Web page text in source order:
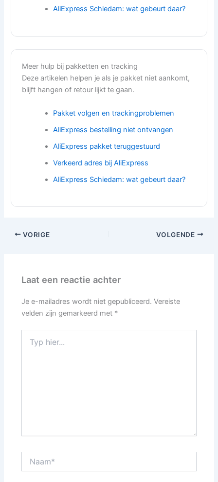
AliExpress Schiedam: wat gebeurt daar?
Meer hulp bij pakketten en tracking
Deze artikelen helpen je als je pakket niet aankomt,
blijft hangen of retour lijkt te gaan.
Pakket volgen en trackingproblemen
AliExpress bestelling niet ontvangen
AliExpress pakket teruggestuurd
Verkeerd adres bij AliExpress
AliExpress Schiedam: wat gebeurt daar?
VORIGE VOLGENDE
Laat een reactie achter
Je e-mailadres wordt niet gepubliceerd. Vereiste
velden zijn gemarkeerd met *
hier...